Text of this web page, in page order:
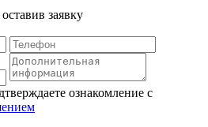
заявку
ознакомление с